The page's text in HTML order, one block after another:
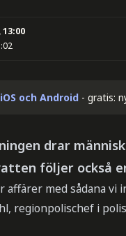
och Android - gratis:
drar
följer också
affärer med sådana
regionpolischef i